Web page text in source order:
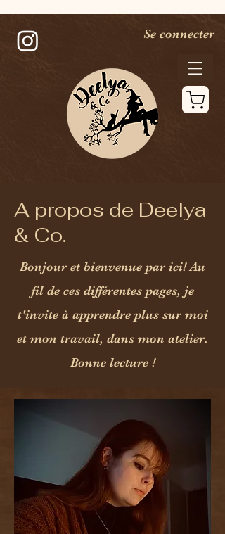
Se connecter
DECORATIONS
D'INTERIEUR FAITES A LA
MAIN
A propos de Deelya
& Co.
Bonjour et bienvenue par ici! Au
fil de ces différentes pages, je
t'invite à apprendre plus sur moi
et mon travail, dans mon atelier.
Bonne lecture !